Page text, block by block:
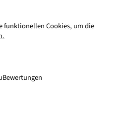
funktionellen Cookies, um die
Bewertungen